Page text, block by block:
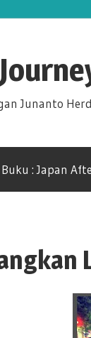
Junanto
Buku : Japan